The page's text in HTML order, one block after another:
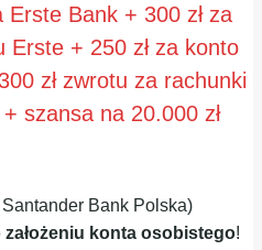
Erste Bank + 300 zł za
+ 250 zł za konto
zł zwrotu za rachunki
szansa na 20.000 zł
Bank Polska)
założeniu konta osobistego!